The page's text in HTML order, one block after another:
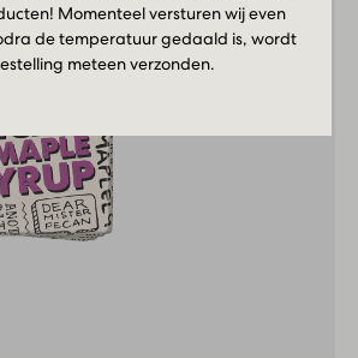
Momenteel versturen wij even
de temperatuur gedaald is, wordt
meteen verzonden.